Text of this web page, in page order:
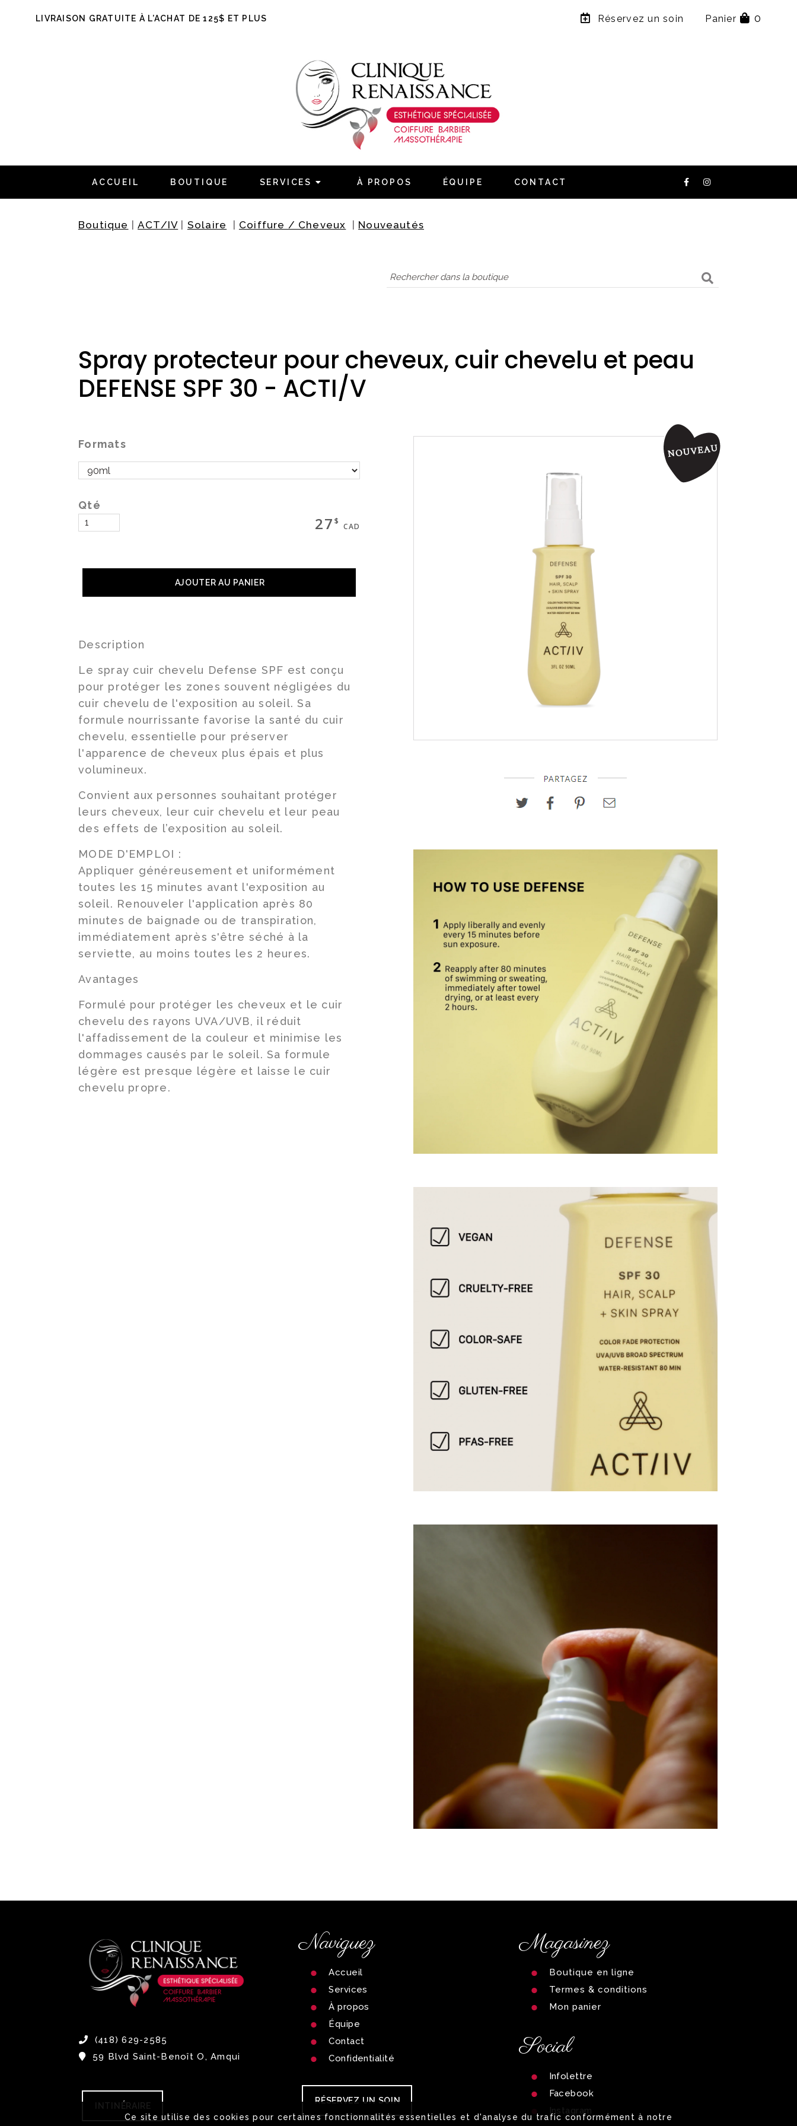
Ce site utilise des cookies pour certaines fonctionnalités essentielles et d'analyse du trafic conformément à notre
LIVRAISON GRATUITE À L’ACHAT DE 125$ ET PLUS Réservez un soin Panier 0
ACCUEIL BOUTIQUE SERVICES À PROPOS ÉQUIPE CONTACT
Boutique |ACT/IV Solaire Coiffure / Cheveux Nouveautés
Spray protecteur pour cheveux, cuir chevelu et peau
DEFENSE SPF 30 - ACTI/V
Formats
Qté
27 $
CAD
AJOUTER AU PANIER
Description
Le spray cuir chevelu Defense SPF est conçu
pour protéger les zones souvent négligées du
cuir chevelu de l'exposition au soleil. Sa
formule nourrissante favorise la santé du cuir
chevelu, essentielle pour préserver
l'apparence de cheveux plus épais et plus
volumineux.
Convient aux personnes souhaitant protéger
leurs cheveux, leur cuir chevelu et leur peau
des effets de l’exposition au soleil.
MODE D'EMPLOI :
Appliquer généreusement et uniformément
toutes les 15 minutes avant l'exposition au
soleil. Renouveler l'application après 80
minutes de baignade ou de transpiration,
immédiatement après s'être séché à la
serviette, au moins toutes les 2 heures.
Avantages
Formulé pour protéger les cheveux et le cuir
chevelu des rayons UVA/UVB, il réduit
l'affadissement de la couleur et minimise les
dommages causés par le soleil. Sa formule
légère est presque légère et laisse le cuir
chevelu propre.
(418) 629-2585
59 Blvd Saint-Benoît O, Amqui
INTINÉRAIRE
Naviguez
Accueil
Services
À propos
Équipe
Contact
Confidentialité
RÉSERVEZ UN SOIN
Magasinez
Boutique en ligne
Termes & conditions
Mon panier
Social
Infolettre
Facebook
Instagram
×
Naviguez
Accueil
Services
À propos
Magasinez
Social